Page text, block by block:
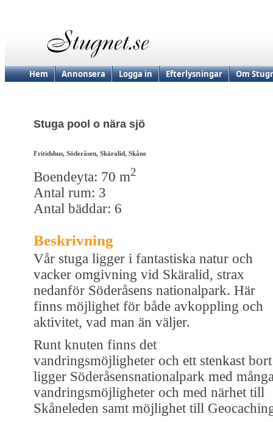
Hem Annonsera Logga in Efterlysningar Om
Stuga pool o nära sjö
Fritidshus, Söderåsen, Skäralid, Skåne
Boendeyta: 70 m2
Antal rum: 3
Antal bäddar: 6
Beskrivning
Vår stuga ligger i fantastiska natur och
vacker omgivning vid Skäralid, strax
nedanför Söderåsens nationalpark. Här
finns möjlighet för både avkoppling och
aktivitet, vad man än väljer.
Runt knuten finns det
vandringsmöjligheter och ett stenkast bort
ligger Söderåsensnationalpark med
vandringsmöjligheter och med närhet till
Skåneleden samt möjlighet till